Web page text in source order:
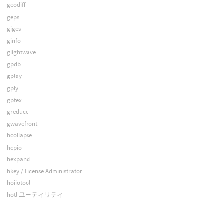
geodiff
geps
giges
ginfo
glightwave
gpdb
gplay
gply
gptex
greduce
gwavefront
hcollapse
hcpio
hexpand
hkey / License Administrator
hoiiotool
hotl ユーティリティ